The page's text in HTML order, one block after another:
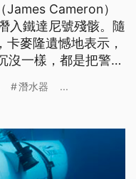
Cameron）
入鐵達尼號殘骸。隨
麥隆遺憾地表示，
沒一樣，都是把警告
潛水器 ...